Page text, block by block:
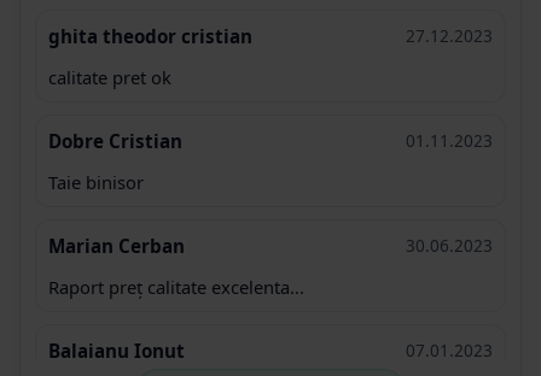
ghita theodor cristian 27.12.2023
calitate pret ok
Dobre Cristian 01.11.2023
Taie binisor
Marian Cerban 30.06.2023
Raport preț calitate excelenta...
Balaianu Ionut 07.01.2023